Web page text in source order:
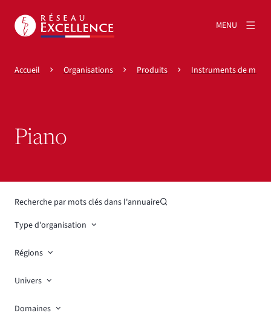
MENU
Accueil Organisations Produits Instruments de
Piano
Recherche par mots clés dans l'annuaire
Type d'organisation
Régions
Univers
Domaines